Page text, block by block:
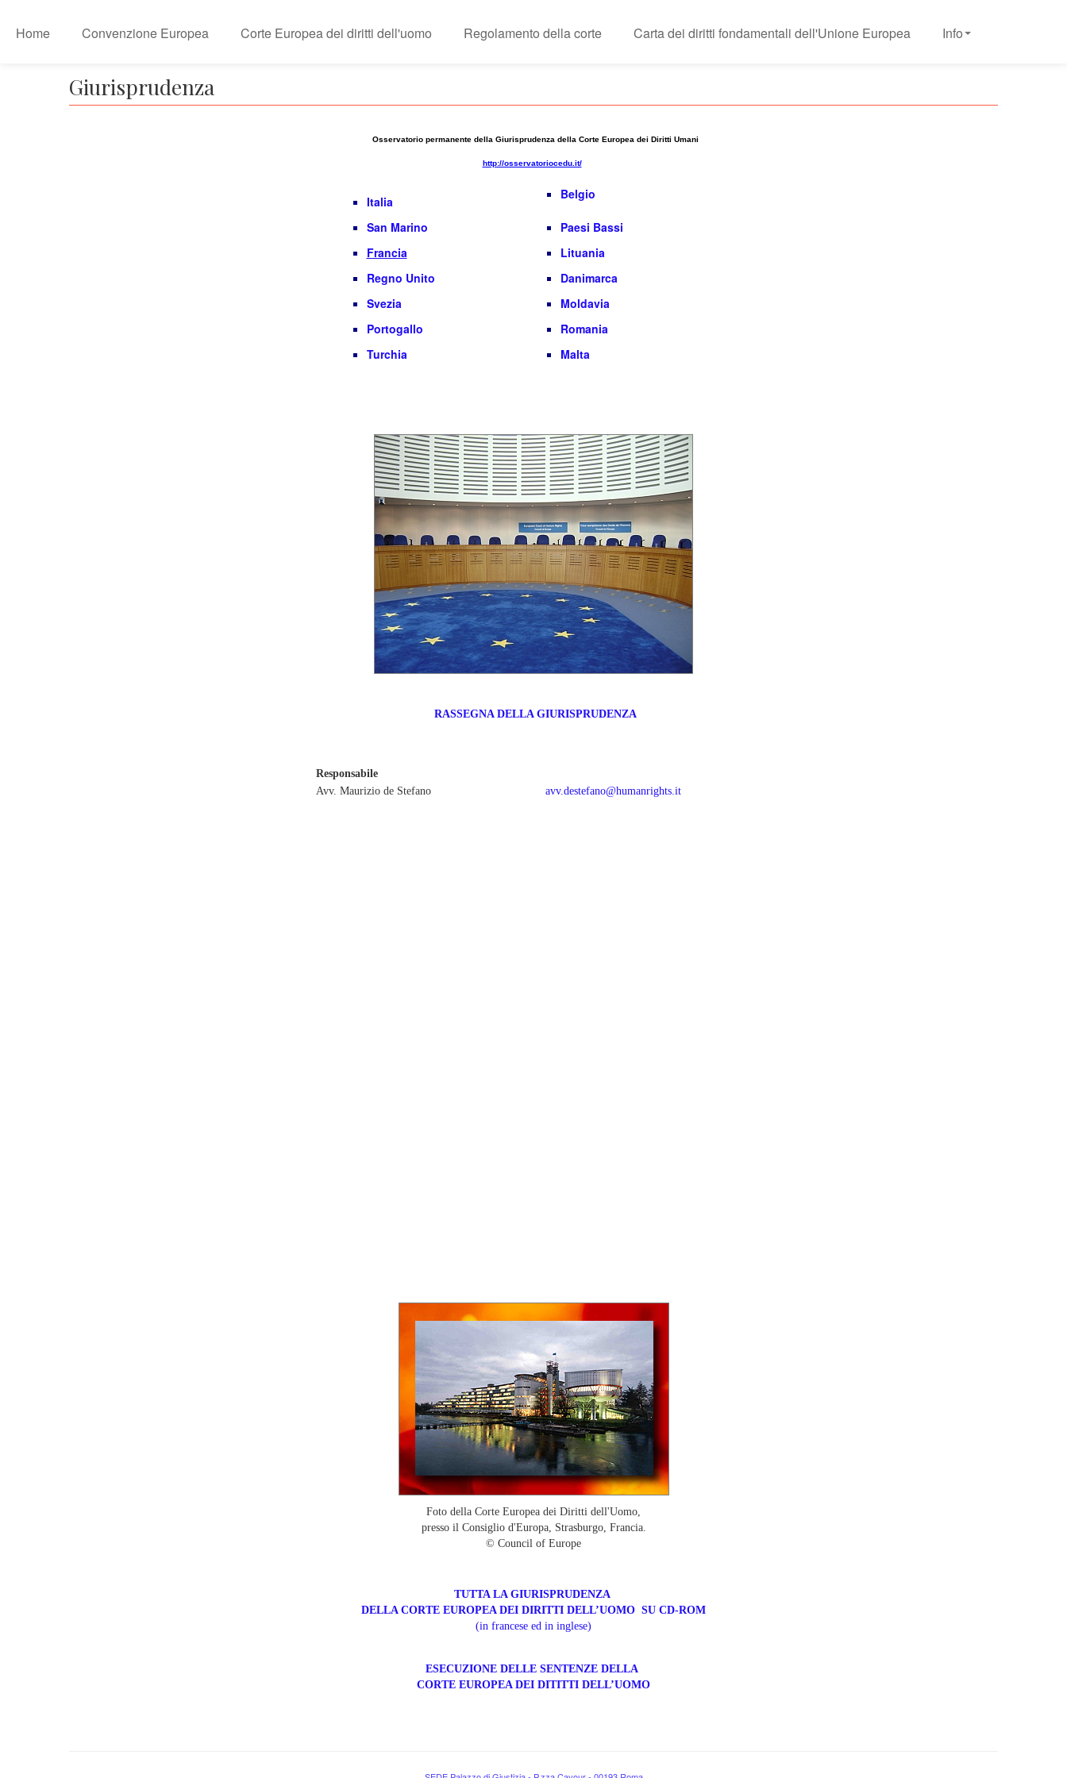
Home Convenzione Europea Corte Europea dei diritti dell'uomo Regolamento della corte Carta dei diritti fondamentali dell'Unione Europea Info
Giurisprudenza
Osservatorio permanente della Giurisprudenza della Corte Europea dei Diritti Umani
http://osservatoriocedu.it/
Italia Belgio
San Marino
Paesi Bassi
Francia
Lituania
Regno Unito
Danimarca
Svezia
Moldavia
Portogallo
Romania
Turchia
Malta
RASSEGNA DELLA GIURISPRUDENZA
Responsabile
Avv. Maurizio de Stefano
avv.destefano@humanrights.it
Foto della Corte Europea dei Diritti dell'Uomo,
presso il Consiglio d'Europa, Strasburgo, Francia.
© Council of Europe
TUTTA LA GIURISPRUDENZA
DELLA CORTE EUROPEA DEI DIRITTI DELL’UOMO SU CD-ROM
(in francese ed in inglese)
ESECUZIONE DELLE SENTENZE DELLA
CORTE EUROPEA DEI DITITTI DELL’UOMO